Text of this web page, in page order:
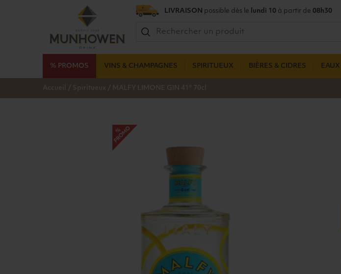
LIVRAISON possible dès le lundi 10 à partir de 08h30
% PROMOS VINS & CHAMPAGNES SPIRITUEUX BIÈRES & CIDRES EAUX
Accueil / Spiritueux / MALFY LIMONE GIN 41° 70cl